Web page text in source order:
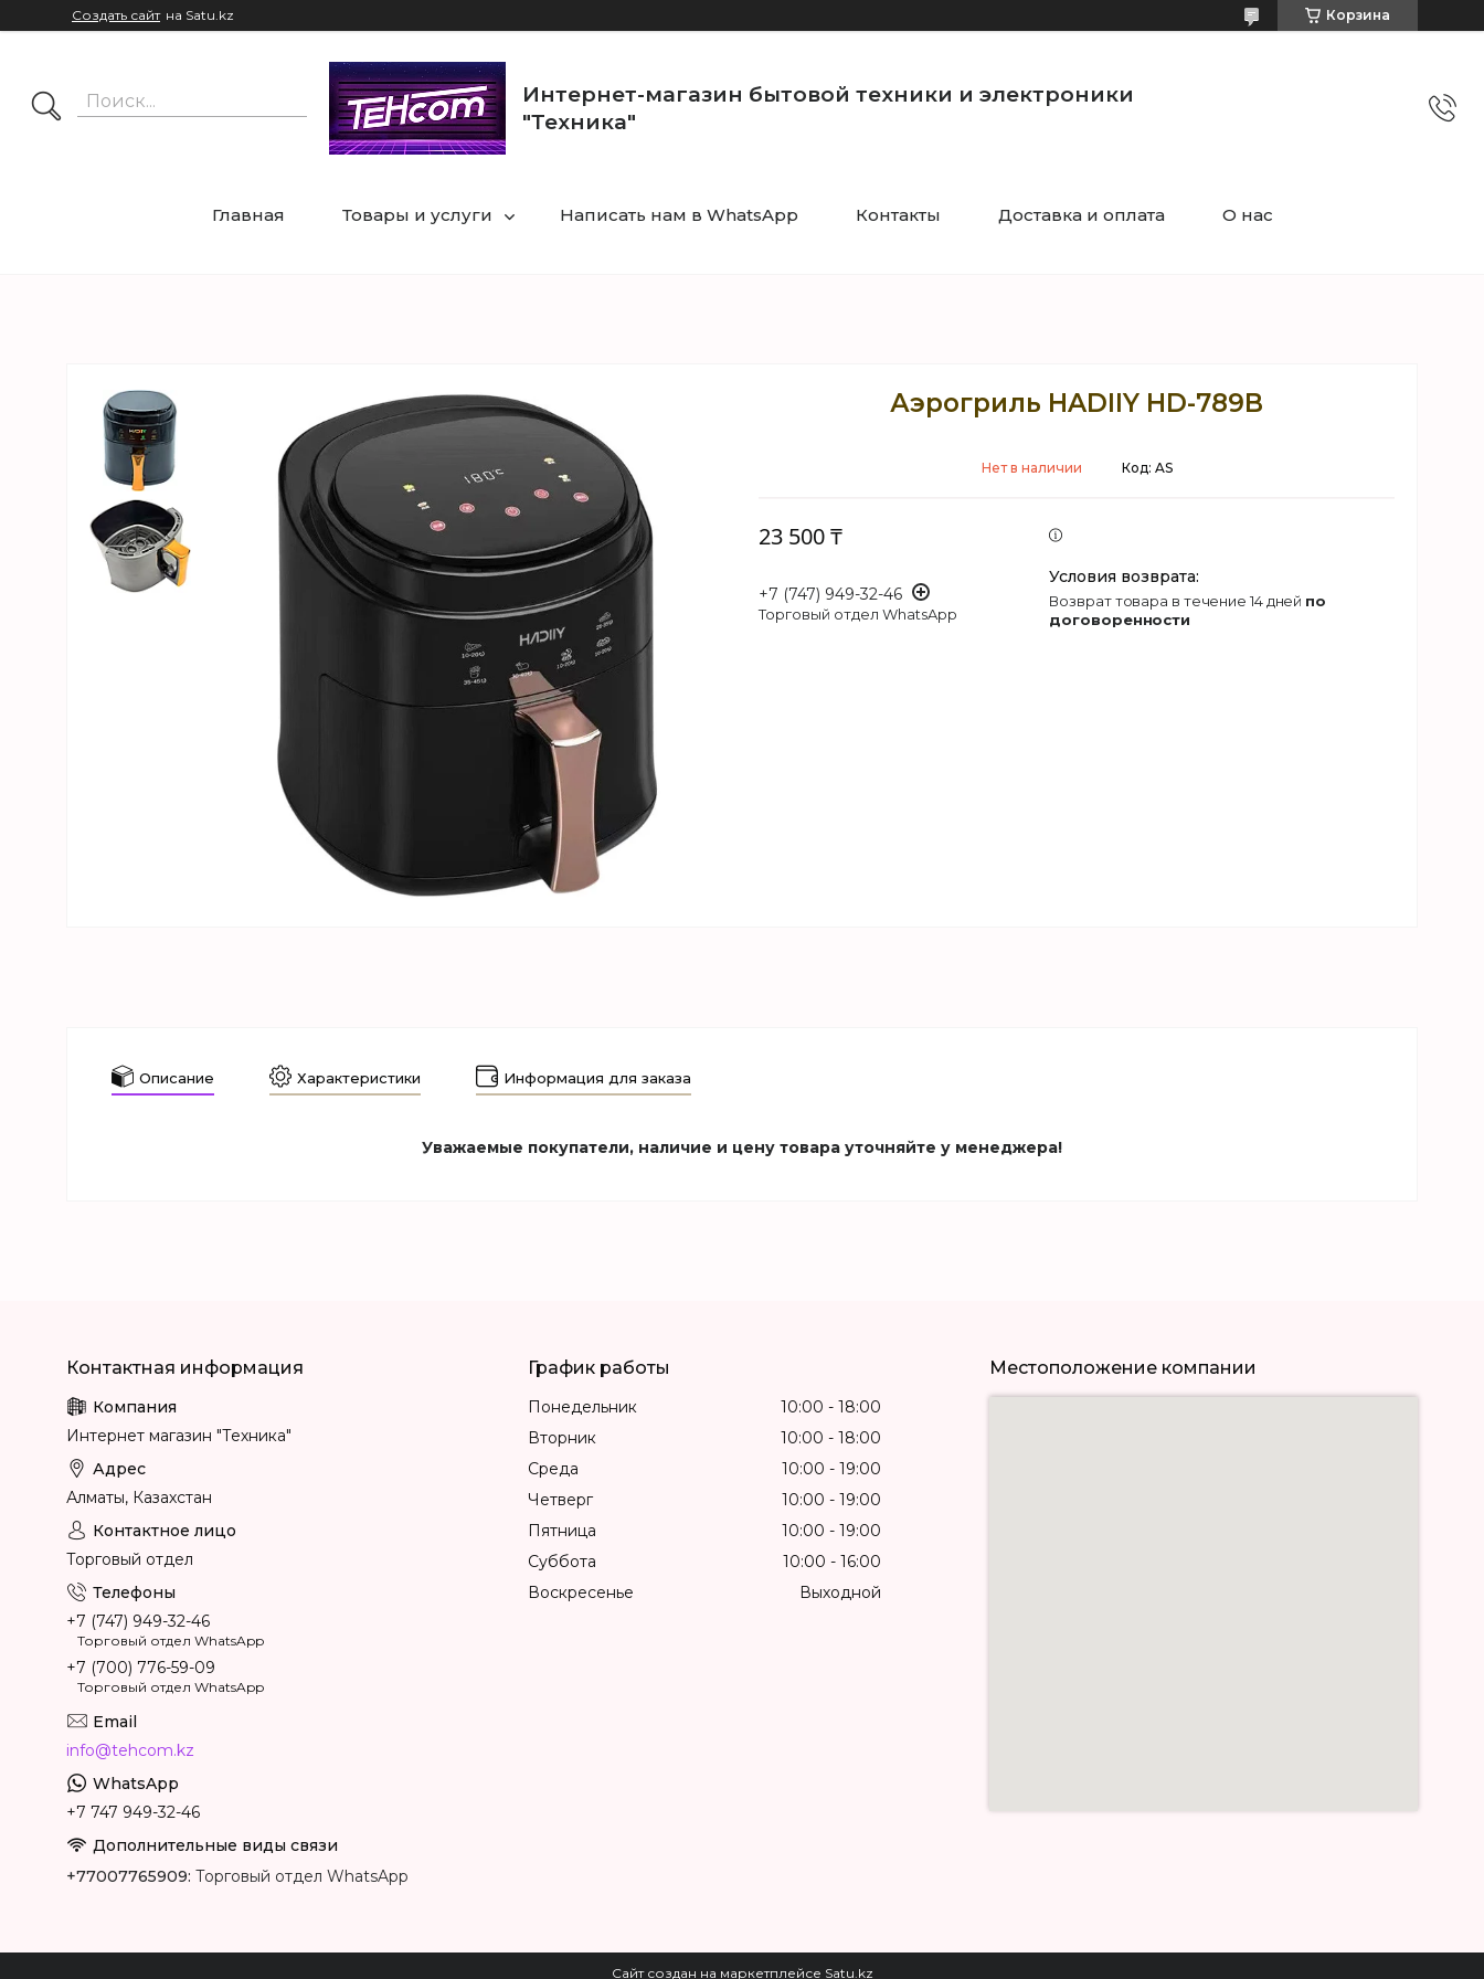
Создать сайт на Satu.kz Корзина
Интернет-магазин бытовой техники и электроники
"Техника"
Главная Товары и услуги Написать нам в WhatsApp Контакты Доставка и оплата О нас
Аэрогриль HADIIY HD-789B
Нет в наличии Код: AS
23 500 ₸
+7 (747) 949-32-46
Торговый отдел WhatsApp
возврат товара в течение 14 дней по
договоренности
Описание Характеристики Информация для заказа
Уважаемые покупатели, наличие и цену товара уточняйте у менеджера!
Интернет магазин "Техника"
Алматы, Казахстан
Торговый отдел
+7 (747) 949-32-46
Торговый отдел WhatsApp
+7 (700) 776-59-09
Торговый отдел WhatsApp
info@tehcom.kz
+7 747 949-32-46
+77007765909 Торговый отдел WhatsApp
График работы
Понедельник 10:00
18:00
Вторник
10:00
18:00
Среда
10:00
19:00
Четверг
10:00
19:00
Пятница
10:00
19:00
Суббота
10:00
16:00
Воскресенье
Выходной
Местоположение компании
Сайт создан на маркетплейсе Satu.kz